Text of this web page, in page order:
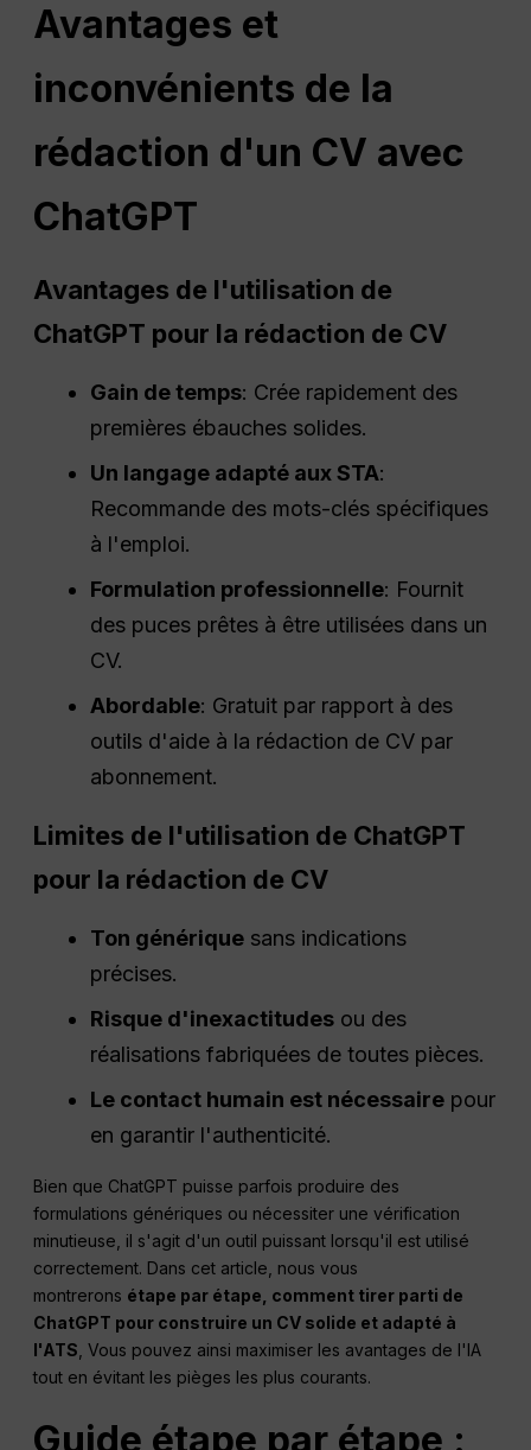
Avantages et
inconvénients de la
rédaction d'un CV avec
ChatGPT
Avantages de l'utilisation de
ChatGPT pour la rédaction de CV
Gain de temps: Crée rapidement des
premières ébauches solides.
Un langage adapté aux STA:
Recommande des mots-clés spécifiques
à l'emploi.
Formulation professionnelle: Fournit
des puces prêtes à être utilisées dans un
CV.
Abordable: Gratuit par rapport à des
outils d'aide à la rédaction de CV par
abonnement.
Limites de l'utilisation de ChatGPT
pour la rédaction de CV
Ton générique sans indications
précises.
Risque d'inexactitudes ou des
réalisations fabriquées de toutes pièces.
Le contact humain est nécessaire pour
en garantir l'authenticité.
Bien que ChatGPT puisse parfois produire des
formulations génériques ou nécessiter une vérification
minutieuse, il s'agit d'un outil puissant lorsqu'il est utilisé
correctement. Dans cet article, nous vous
montrerons étape par étape, comment tirer parti de
ChatGPT pour construire un CV solide et adapté à
l'ATS , Vous pouvez ainsi maximiser les avantages de l'IA
tout en évitant les pièges les plus courants.
Guide étape par étape :